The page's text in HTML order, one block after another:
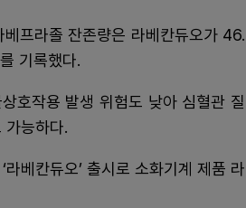
프라졸 잔존량은 라베칸듀오가 46.
기록했다.
호작용 발생 위험도 낮아 심혈관 질
능하다.
베칸듀오’ 출시로 소화기계 제품 라